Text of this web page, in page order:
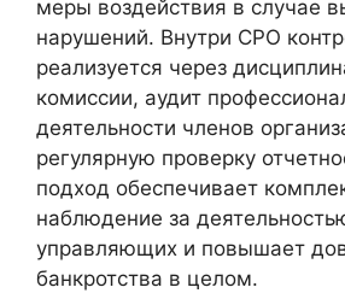
меры воздействия в случае
нарушений. Внутри СРО
реализуется через
комиссии, аудит
деятельности членов
регулярную проверку
подход обеспечивает
наблюдение за
управляющих и повышает
банкротства в целом.